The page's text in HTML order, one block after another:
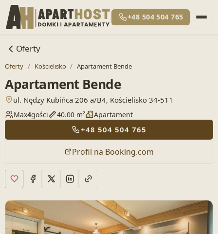
+48 504 504 765
Oferty
Oferty / Kościelisko / Apartament Bende
Apartament Bende
ul. Nędzy Kubińca 206 a/B4, Kościelisko 34-511
— otwiera lokalizację w Google Maps
Max4gości 40.00 m² Apartament
+48 504 504 765
Profil na Booking.com
Dodaj do ulubionych